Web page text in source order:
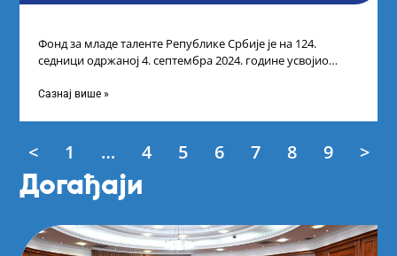
Фонд за младе таленте Републике Србије је на 124.
седници одржаној 4. септембра 2024. године усвојио
Сазнај више »
< 1 … 4 5 6 7 8 9 >
Догађаји